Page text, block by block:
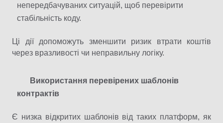
непередбачуваних ситуацій, щоб перевірити
стабільність коду.
Ці дії допоможуть зменшити ризик втрати коштів
через вразливості чи неправильну логіку.
Використання перевірених шаблонів
контрактів
Є низка відкритих шаблонів від таких платформ, як